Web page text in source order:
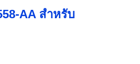
AA สําหรับ